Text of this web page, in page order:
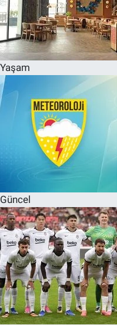
Yaşam
Güncel